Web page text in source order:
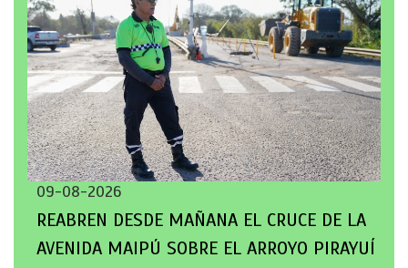
09-08-2026
REABREN DESDE MAÑANA EL CRUCE DE LA
AVENIDA MAIPÚ SOBRE EL ARROYO PIRAYUÍ